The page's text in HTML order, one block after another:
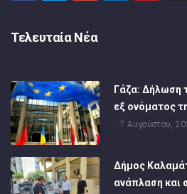
Τελευταία Νέα
Γάζα: Δήλωση
εξ ονόματος
7 Αυγούστου,
Δήμος
ανάπλαση και